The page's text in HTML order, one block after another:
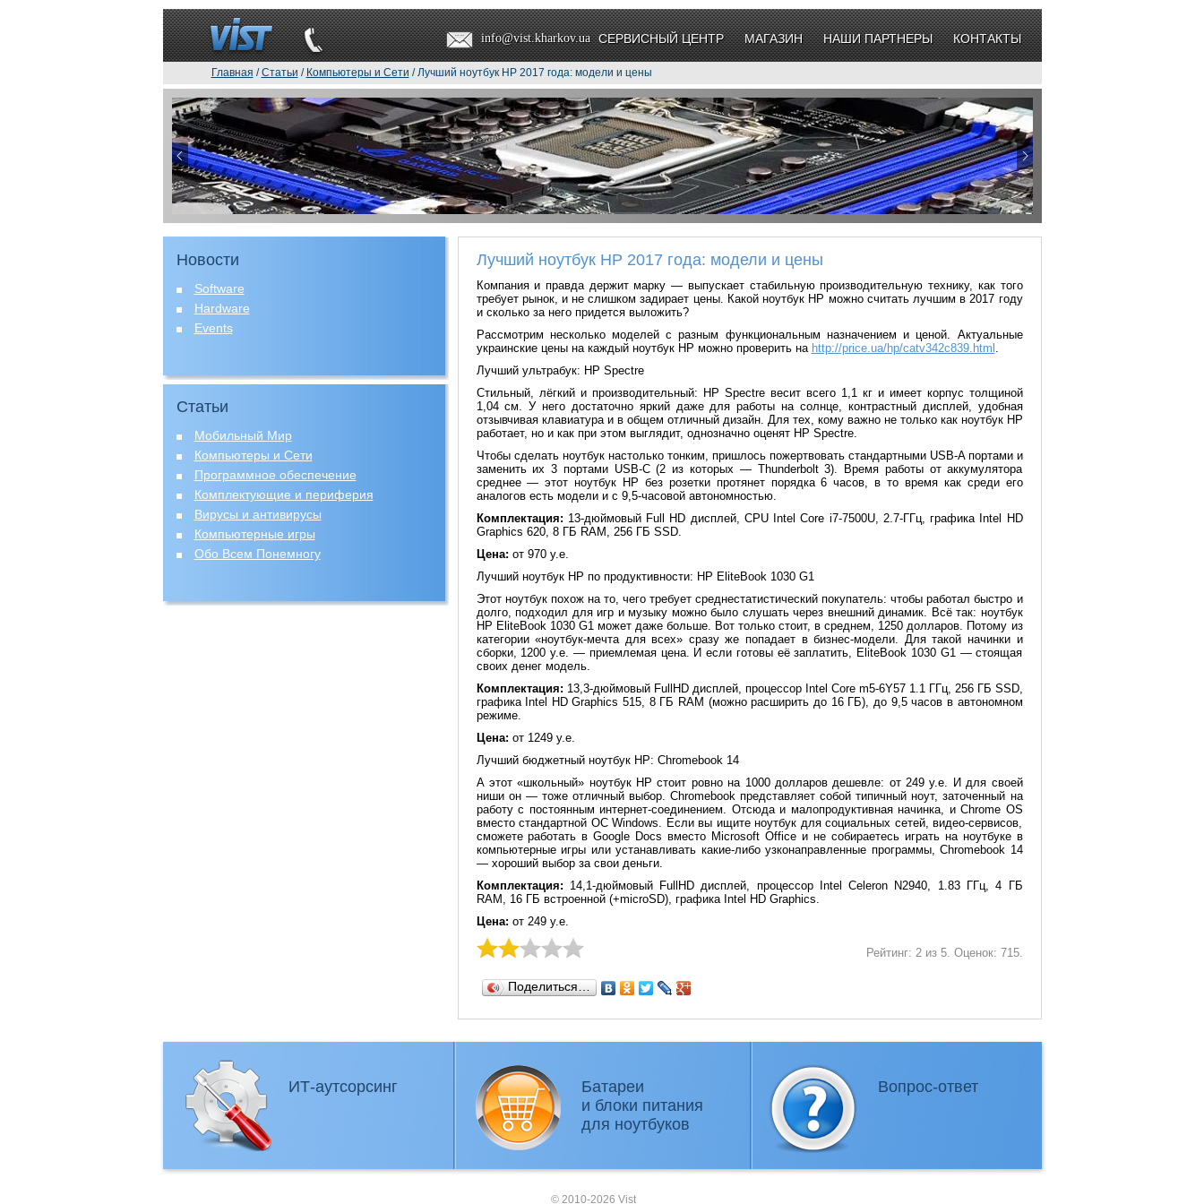
info@vist.kharkov.ua СЕРВИСНЫЙ ЦЕНТР МАГАЗИН НАШИ ПАРТНЕРЫ КОНТАКТЫ
Главная /Статьи / Компьютеры и Сети / Лучший ноутбук HP 2017 года: модели и цены
Новости
Software
Hardware
Events
Статьи
Мобильный Мир
Компьютеры и Сети
Программное обеспечение
Комплектующие и периферия
Вирусы и антивирусы
Компьютерные игры
Обо Всем Понемногу
Лучший ноутбук HP 2017 года: модели и цены
Компания и правда держит марку — выпускает стабильную производительную технику, как того
требует рынок, и не слишком задирает цены. Какой ноутбук HP можно считать лучшим в 2017 году
и сколько за него придется выложить?
Рассмотрим несколько моделей с разным функциональным назначением и ценой. Актуальные
украинские цены на каждый ноутбук HP можно проверить на http://price.ua/hp/catv342c839.html .
Лучший ультрабук: HP Spectre
Стильный, лёгкий и производительный: HP Spectre весит всего 1,1 кг и имеет корпус толщиной
1,04 см. У него достаточно яркий даже для работы на солнце, контрастный дисплей, удобная
отзывчивая клавиатура и в общем отличный дизайн. Для тех, кому важно не только как ноутбук HP
работает, но и как при этом выглядит, однозначно оценят HP Spectre.
Чтобы сделать ноутбук настолько тонким, пришлось пожертвовать стандартными USB-A портами и
заменить их 3 портами USB-C (2 из которых — Thunderbolt 3). Время работы от аккумулятора
среднее — этот ноутбук HP без розетки протянет порядка 6 часов, в то время как среди его
аналогов есть модели и с 9,5-часовой автономностью.
Комплектация: 13-дюймовый Full HD дисплей, CPU Intel Core i7-7500U, 2.7-ГГц, графика Intel HD
Graphics 620, 8 ГБ RAM, 256 ГБ SSD.
Цена: от 970 у.е.
Лучший ноутбук HP по продуктивности: HP EliteBook 1030 G1
Этот ноутбук похож на то, чего требует среднестатистический покупатель: чтобы работал быстро и
долго, подходил для игр и музыку можно было слушать через внешний динамик. Всё так: ноутбук
HP EliteBook 1030 G1 может даже больше. Вот только стоит, в среднем, 1250 долларов. Потому из
категории «ноутбук-мечта для всех» сразу же попадает в бизнес-модели. Для такой начинки и
сборки, 1200 у.е. — приемлемая цена. И если готовы её заплатить, EliteBook 1030 G1 — стоящая
своих денег модель.
Комплектация: 13,3-дюймовый FullHD дисплей, процессор Intel Core m5-6Y57 1.1 ГГц, 256 ГБ SSD,
графика Intel HD Graphics 515, 8 ГБ RAM (можно расширить до 16 ГБ), до 9,5 часов в автономном
режиме.
Цена: от 1249 у.е.
Лучший бюджетный ноутбук HP: Chromebook 14
А этот «школьный» ноутбук HP стоит ровно на 1000 долларов дешевле: от 249 у.е. И для своей
ниши он — тоже отличный выбор. Chromebook представляет собой типичный ноут, заточенный на
работу с постоянным интернет-соединением. Отсюда и малопродуктивная начинка, и Chrome OS
вместо стандартной ОС Windows. Если вы ищите ноутбук для социальных сетей, видео-сервисов,
сможете работать в Google Docs вместо Microsoft Office и не собираетесь играть на ноутбуке в
компьютерные игры или устанавливать какие-либо узконаправленные программы, Chromebook 14
— хороший выбор за свои деньги.
Комплектация: 14,1-дюймовый FullHD дисплей, процессор Intel Celeron N2940, 1.83 ГГц, 4 ГБ
RAM, 16 ГБ встроенной (+microSD), графика Intel HD Graphics.
Цена: от 249 у.е.
Рейтинг: 2из 5. Оценок: 715.
Поделиться…
ИТ-аутсорсинг
Батареи
и блоки питания
для ноутбуков
Вопрос-ответ
© 2010-2026 Vist